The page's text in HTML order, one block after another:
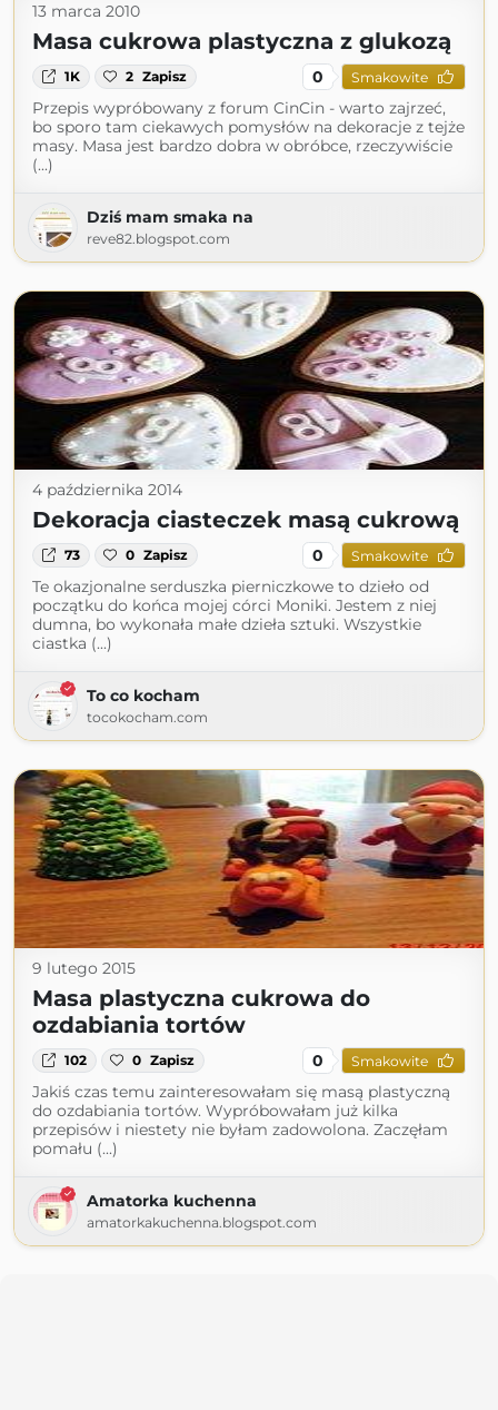
13 marca 2010
Masa cukrowa plastyczna z glukozą
1K 2 Zapisz 0 Smakowite
Przepis wypróbowany z forum CinCin - warto zajrzeć,
bo sporo tam ciekawych pomysłów na dekoracje z tejże
masy. Masa jest bardzo dobra w obróbce, rzeczywiście
(...)
Dziś mam smaka na
reve82.blogspot.com
4 października 2014
Dekoracja ciasteczek masą cukrową
73 0 Zapisz 0 Smakowite
Te okazjonalne serduszka pierniczkowe to dzieło od
początku do końca mojej córci Moniki. Jestem z niej
dumna, bo wykonała małe dzieła sztuki. Wszystkie
ciastka (...)
To co kocham
tocokocham.com
9 lutego 2015
Masa plastyczna cukrowa do
ozdabiania tortów
102 0 Zapisz 0 Smakowite
Jakiś czas temu zainteresowałam się masą plastyczną
do ozdabiania tortów. Wypróbowałam już kilka
przepisów i niestety nie byłam zadowolona. Zaczęłam
pomału (...)
Amatorka kuchenna
amatorkakuchenna.blogspot.com